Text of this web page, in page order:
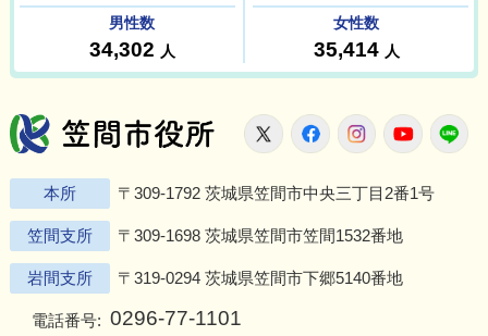
笠間市役所
X FacebookInstagram
本所 〒309-1792 茨城県笠間市中央三丁目2番1号
笠間支所 〒309-1698 茨城県笠間市笠間1532番地
岩間支所 〒319-0294 茨城県笠間市下郷5140番地
電話番号: 0296-77-1101